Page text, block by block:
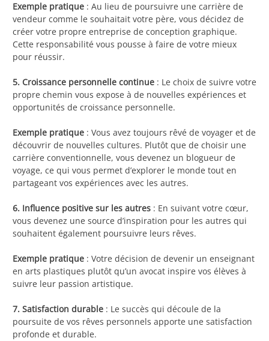
Exemple pratique : Au lieu de poursuivre une carrière de
vendeur comme le souhaitait votre père, vous décidez de
créer votre propre entreprise de conception graphique.
Cette responsabilité vous pousse à faire de votre mieux
pour réussir.
5. Croissance personnelle continue : Le choix de suivre votre
propre chemin vous expose à de nouvelles expériences et
opportunités de croissance personnelle.
Exemple pratique : Vous avez toujours rêvé de voyager et de
découvrir de nouvelles cultures. Plutôt que de choisir une
carrière conventionnelle, vous devenez un blogueur de
voyage, ce qui vous permet d’explorer le monde tout en
partageant vos expériences avec les autres.
6. Influence positive sur les autres : En suivant votre cœur,
vous devenez une source d’inspiration pour les autres qui
souhaitent également poursuivre leurs rêves.
Exemple pratique : Votre décision de devenir un enseignant
en arts plastiques plutôt qu’un avocat inspire vos élèves à
suivre leur passion artistique.
7. Satisfaction durable : Le succès qui découle de la
poursuite de vos rêves personnels apporte une satisfaction
profonde et durable.